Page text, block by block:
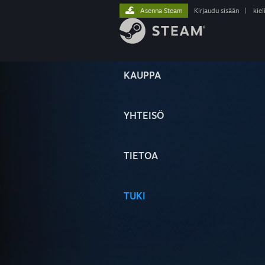
KAUPPA
YHTEISÖ
TIETOA
TUKI
Asenna Steam Kirjaudu sisään kieli